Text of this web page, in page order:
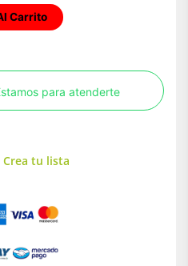
Carrito
para atenderte
tu lista